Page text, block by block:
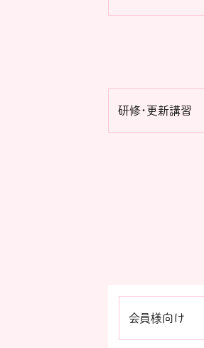
研修・更新講習
会員様向け